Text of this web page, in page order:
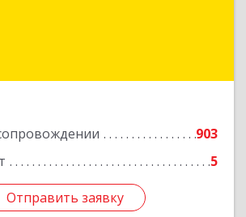
903
5
Отправить заявку
г, Барыковский пер, дом №
Отправить заявку